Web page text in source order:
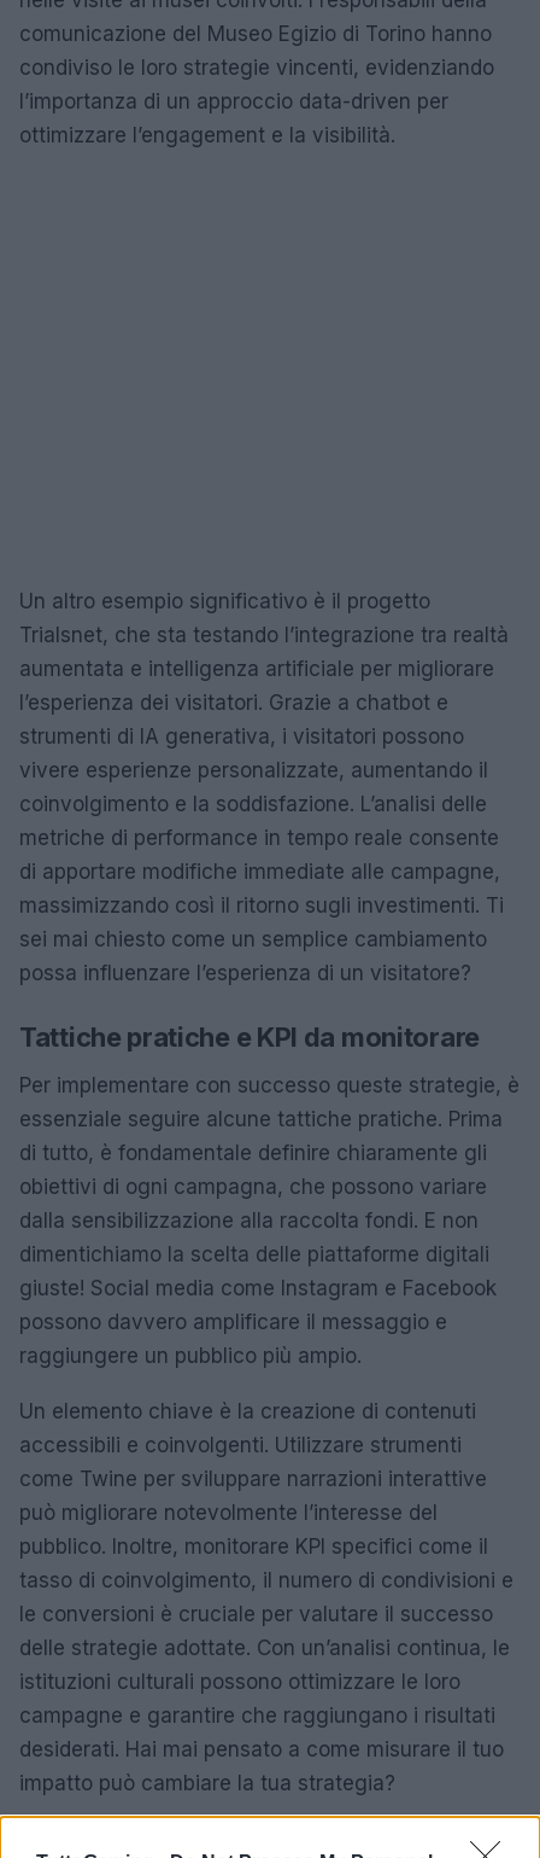
comunicazione del Museo Egizio di Torino hanno
condiviso le loro strategie vincenti, evidenziando
l’importanza di un approccio data-driven per
ottimizzare l’engagement e la visibilità.
Un altro esempio significativo è il progetto
Trialsnet, che sta testando l’integrazione tra realtà
aumentata e intelligenza artificiale per migliorare
l’esperienza dei visitatori. Grazie a chatbot e
strumenti di IA generativa, i visitatori possono
vivere esperienze personalizzate, aumentando il
coinvolgimento e la soddisfazione. L’analisi delle
metriche di performance in tempo reale consente
di apportare modifiche immediate alle campagne,
massimizzando così il ritorno sugli investimenti. Ti
sei mai chiesto come un semplice cambiamento
possa influenzare l’esperienza di un visitatore?
Tattiche pratiche e KPI da monitorare
Per implementare con successo queste strategie, è
essenziale seguire alcune tattiche pratiche. Prima
di tutto, è fondamentale definire chiaramente gli
obiettivi di ogni campagna, che possono variare
dalla sensibilizzazione alla raccolta fondi. E non
dimentichiamo la scelta delle piattaforme digitali
giuste! Social media come Instagram e Facebook
possono davvero amplificare il messaggio e
raggiungere un pubblico più ampio.
Un elemento chiave è la creazione di contenuti
accessibili e coinvolgenti. Utilizzare strumenti
come Twine per sviluppare narrazioni interattive
può migliorare notevolmente l’interesse del
pubblico. Inoltre, monitorare KPI specifici come il
tasso di coinvolgimento, il numero di condivisioni e
le conversioni è cruciale per valutare il successo
delle strategie adottate. Con un’analisi continua, le
istituzioni culturali possono ottimizzare le loro
campagne e garantire che raggiungano i risultati
desiderati. Hai mai pensato a come misurare il tuo
impatto può cambiare la tua strategia?